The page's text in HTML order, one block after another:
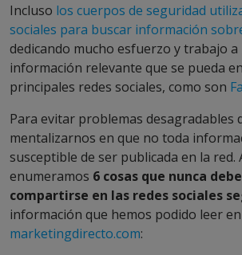
Incluso los cuerpos de seguridad
sociales para buscar información
dedicando mucho esfuerzo y trabajo
información relevante que se pueda
principales redes sociales, como son
Para evitar problemas desagradables
mentalizarnos en que no toda
susceptible de ser publicada en la red.
enumeramos 6 cosas que nunca
compartirse en las redes sociales
información que hemos podido leer en
marketingdirecto.com: